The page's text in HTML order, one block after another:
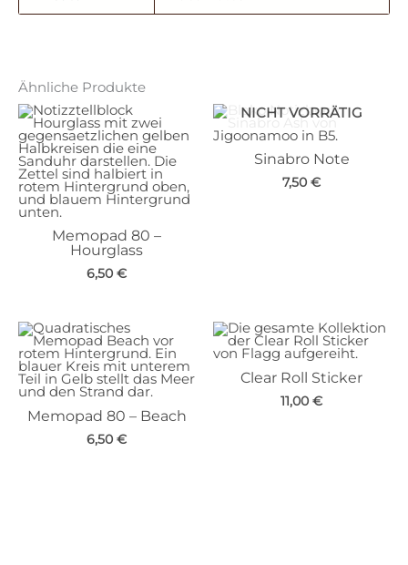
Ähnliche Produkte
Memopad 80 –
Hourglass
6,50 €
NICHT VORRÄTIG
Sinabro Note
7,50 €
Memopad 80 – Beach
6,50 €
Clear Roll Sticker
11,00 €